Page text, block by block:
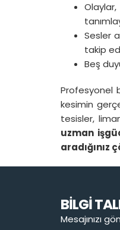
Sesler
takip
Beş
Profesyonel
kesimin
tesisler,
uzman
aradığınız
BİLGİ
Mesajınızı